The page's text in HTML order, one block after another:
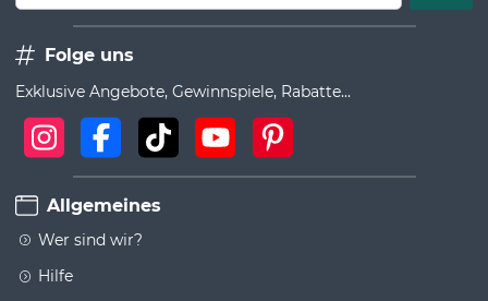
Folge uns
Exklusive Angebote, Gewinnspiele, Rabatte...
Allgemeines
Wer sind wir?
Hilfe